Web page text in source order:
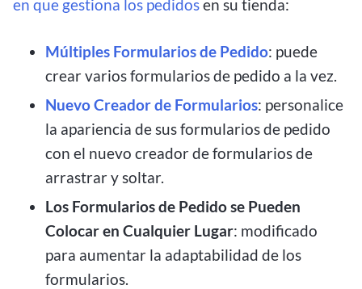
en que gestiona los pedidosen su tienda:
Múltiples Formularios de Pedido: puede
crear varios formularios de pedido a la vez.
Nuevo Creador de Formularios: personalice
la apariencia de sus formularios de pedido
con el nuevo creador de formularios de
arrastrar y soltar.
Los Formularios de Pedido se Pueden
Colocar en Cualquier Lugar: modificado
para aumentar la adaptabilidad de los
formularios.